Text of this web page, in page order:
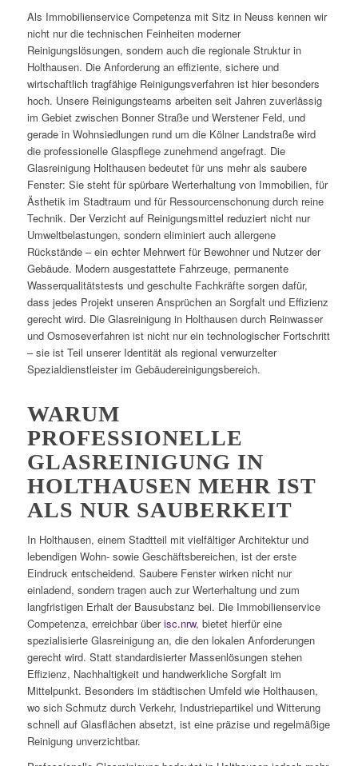
Als Immobilienservice Competenza mit Sitz in Neuss kennen wir
nicht nur die technischen Feinheiten moderner
Reinigungslösungen, sondern auch die regionale Struktur in
Holthausen. Die Anforderung an effiziente, sichere und
wirtschaftlich tragfähige Reinigungsverfahren ist hier besonders
hoch. Unsere Reinigungsteams arbeiten seit Jahren zuverlässig
im Gebiet zwischen Bonner Straße und Werstener Feld, und
gerade in Wohnsiedlungen rund um die Kölner Landstraße wird
die professionelle Glaspflege zunehmend angefragt. Die
Glasreinigung Holthausen bedeutet für uns mehr als saubere
Fenster: Sie steht für spürbare Werterhaltung von Immobilien, für
Ästhetik im Stadtraum und für Ressourcenschonung durch reine
Technik. Der Verzicht auf Reinigungsmittel reduziert nicht nur
Umweltbelastungen, sondern eliminiert auch allergene
Rückstände – ein echter Mehrwert für Bewohner und Nutzer der
Gebäude. Modern ausgestattete Fahrzeuge, permanente
Wasserqualitätstests und geschulte Fachkräfte sorgen dafür,
dass jedes Projekt unseren Ansprüchen an Sorgfalt und Effizienz
gerecht wird. Die Glasreinigung in Holthausen durch Reinwasser
und Osmoseverfahren ist nicht nur ein technologischer Fortschritt
– sie ist Teil unserer Identität als regional verwurzelter
Spezialdienstleister im Gebäudereinigungsbereich.
WARUM
PROFESSIONELLE
GLASREINIGUNG IN
HOLTHAUSEN MEHR IST
ALS NUR SAUBERKEIT
In Holthausen, einem Stadtteil mit vielfältiger Architektur und
lebendigen Wohn- sowie Geschäftsbereichen, ist der erste
Eindruck entscheidend. Saubere Fenster wirken nicht nur
einladend, sondern tragen auch zur Werterhaltung und zum
langfristigen Erhalt der Bausubstanz bei. Die Immobilienservice
Competenza, erreichbar überisc.nrw, bietet hierfür eine
spezialisierte Glasreinigung an, die den lokalen Anforderungen
gerecht wird. Statt standardisierter Massenlösungen stehen
Effizienz, Nachhaltigkeit und handwerkliche Sorgfalt im
Mittelpunkt. Besonders im städtischen Umfeld wie Holthausen,
wo sich Schmutz durch Verkehr, Industriepartikel und Witterung
schnell auf Glasflächen absetzt, ist eine präzise und regelmäßige
Reinigung unverzichtbar.